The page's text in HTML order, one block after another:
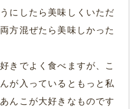
にしたら美味しくいただ
方混ぜたら美味しかった
きでよく食べますが、こ
が入っているともっと私
んこが大好きなものです